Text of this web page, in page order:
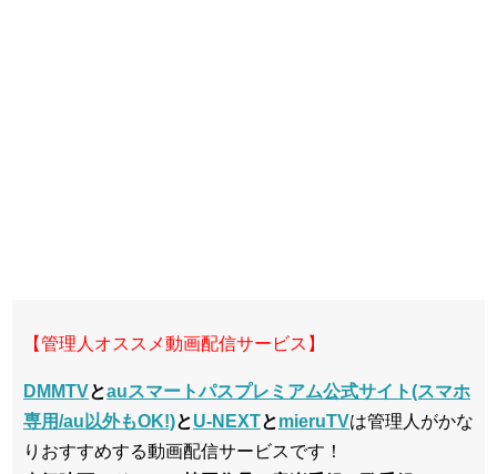
【管理人オススメ動画配信サービス】
DMMTVとauスマートパスプレミアム公式サイト(スマホ
専用/au以外もOK!)とU-NEXTとmieruTVは管理人がかな
りおすすめする動画配信サービスです！